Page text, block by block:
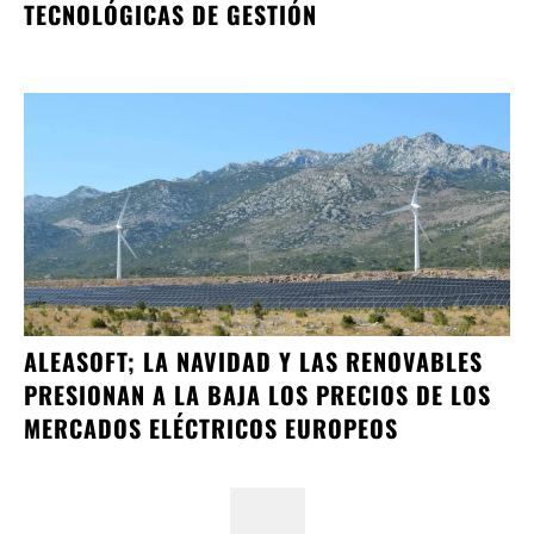
TECNOLÓGICAS DE GESTIÓN
ALEASOFT; LA NAVIDAD Y LAS RENOVABLES
PRESIONAN A LA BAJA LOS PRECIOS DE LOS
MERCADOS ELÉCTRICOS EUROPEOS